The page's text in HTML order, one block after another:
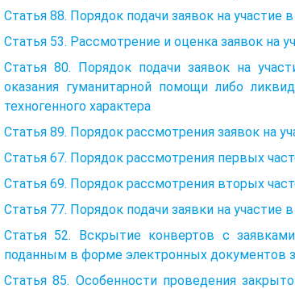
Статья 88. Порядок подачи заявок на участие
Статья 53. Рассмотрение и оценка заявок на
Статья 80. Порядок подачи заявок на
оказания гуманитарной помощи либо
техногенного характера
Статья 89. Порядок рассмотрения заявок на
Статья 67. Порядок рассмотрения первых
Статья 69. Порядок рассмотрения вторых
Статья 77. Порядок подачи заявки на участие
Статья 52. Вскрытие конвертов с
поданным в форме электронных документов
Статья 85. Особенности проведения